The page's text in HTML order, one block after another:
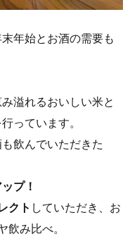
年始とお酒の需要も
溢れるおいしい米と
っています。
飲んでいただきた
プ！
クト していただき、お
み比べ。